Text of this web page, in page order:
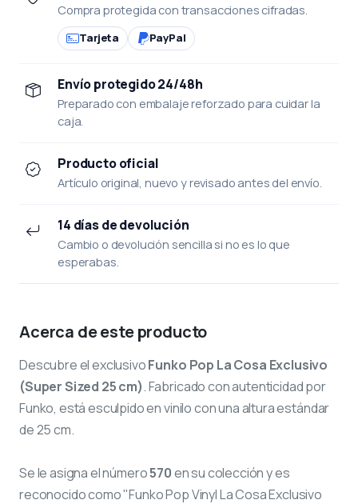
Compra protegida con transacciones cifradas.
Tarjeta PayPal
Envío protegido 24/48h
Preparado con embalaje reforzado para cuidar la
caja.
Producto oficial
Artículo original, nuevo y revisado antes del envío.
14 días de devolución
Cambio o devolución sencilla si no es lo que
esperabas.
Acerca de este producto
Descubre el exclusivoFunko Pop La Cosa Exclusivo
(Super Sized 25 cm). Fabricado con autenticidad por
Funko, está esculpido en vinilo con una altura estándar
de 25 cm.
Se le asigna el número570en su colección y es
reconocido como "Funko Pop Vinyl La Cosa Exclusivo